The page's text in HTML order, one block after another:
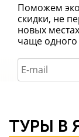
Поможем
скидки, не
новых
чаще
ТУРЫ В